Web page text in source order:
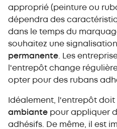
approprié (peinture ou
dépendra des
dans le temps du
souhaitez une signalisation
permanente . Les
l'entrepôt change
opter pour des rubans
Idéalement, l'entrepôt doit
ambiante pour appliquer
adhésifs. De même, il est